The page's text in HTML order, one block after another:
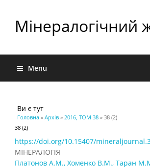
Мінералогічний
Menu
Ви є тут
Головна » Архів » 2016, ТОМ 38 » 38 (2)
38 (2)
https://doi.org/10.15407/
МІНЕРАЛОГІЯ
Платонов А.М., Хоменко В.М., Таран